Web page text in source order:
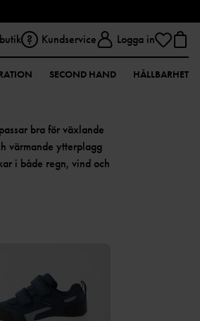
Kundservice Logga in
SECOND HAND HÅLLBARHET
bra för växlande
värmande ytterplagg
i både regn, vind och